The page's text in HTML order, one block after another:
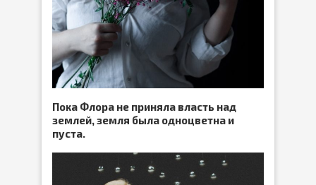
Пока Флора не приняла власть над
землей, земля была одноцветна и
пуста.